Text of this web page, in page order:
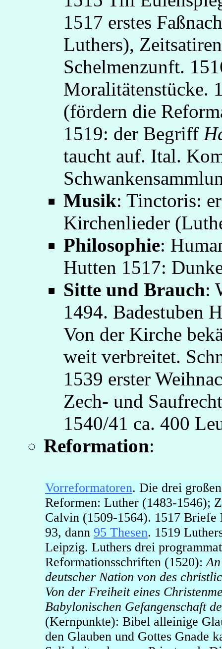
1517 erstes
Luthers),
Schelmenzunft.
Moralitätenstücke.
(fördern die
1519: der Begriff
taucht auf. Ital.
Musik: Tinctoris:
Kirchenlieder
Philosophie:
Hutten 1517:
Sitte und Brauch:
1494. Badestuben
Von der Kirche
weit verbreitet.
1539 erster
Zech- und
1540/41 ca. 400
Reformation:
Vorreformatoren. Die drei
Reformen: Luther (1483-1546);
Calvin (1509-1564). 1517 Briefe
93, dann 95 Thesen. 1519
Leipzig. Luthers drei
Reformationsschriften (1520):
deutscher Nation von des
Von der Freiheit eines
Babylonischen Gefangenschaft
(Kernpunkte): Bibel alleinige
den Glauben und Gottes Gnade